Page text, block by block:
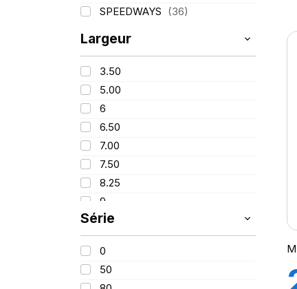
SPEEDWAYS (36)
Largeur
3.50
5.00
6
6.50
7.00
7.50
8.25
9
9.00
9.50
10
11.20
Série
0
50